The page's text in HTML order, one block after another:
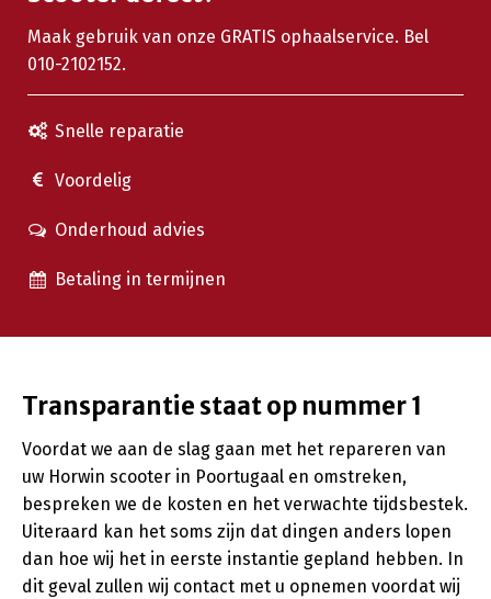
Maak gebruik van onze GRATIS ophaalservice. Bel
010-2102152.
Snelle reparatie
Voordelig
Onderhoud advies
Betaling in termijnen
Transparantie staat op nummer 1
Voordat we aan de slag gaan met het repareren van
uw Horwin scooter in Poortugaal en omstreken,
bespreken we de kosten en het verwachte tijdsbestek.
Uiteraard kan het soms zijn dat dingen anders lopen
dan hoe wij het in eerste instantie gepland hebben. In
dit geval zullen wij contact met u opnemen voordat wij